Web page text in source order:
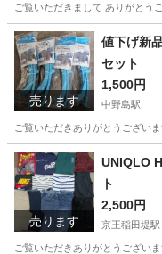
ご覧いただきまして ありがとう
神奈川 川崎市 京王稲田
売ります
値下げ新
セット
1,500円
中野島駅
ご覧いただきありがとうござい
神奈川 川崎市
売ります
UNIQLO
ト
2,500円
京王稲田堤駅
ご覧いただきありがとうござ